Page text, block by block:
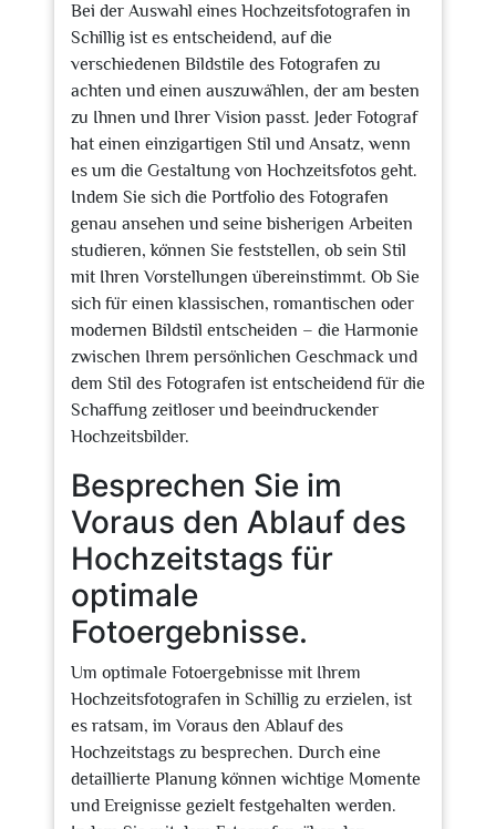
Bei der Auswahl eines Hochzeitsfotografen in
Schillig ist es entscheidend, auf die
verschiedenen Bildstile des Fotografen zu
achten und einen auszuwählen, der am besten
zu Ihnen und Ihrer Vision passt. Jeder Fotograf
hat einen einzigartigen Stil und Ansatz, wenn
es um die Gestaltung von Hochzeitsfotos geht.
Indem Sie sich die Portfolio des Fotografen
genau ansehen und seine bisherigen Arbeiten
studieren, können Sie feststellen, ob sein Stil
mit Ihren Vorstellungen übereinstimmt. Ob Sie
sich für einen klassischen, romantischen oder
modernen Bildstil entscheiden – die Harmonie
zwischen Ihrem persönlichen Geschmack und
dem Stil des Fotografen ist entscheidend für die
Schaffung zeitloser und beeindruckender
Hochzeitsbilder.
Besprechen Sie im
Voraus den Ablauf des
Hochzeitstags für
optimale
Fotoergebnisse.
Um optimale Fotoergebnisse mit Ihrem
Hochzeitsfotografen in Schillig zu erzielen, ist
es ratsam, im Voraus den Ablauf des
Hochzeitstags zu besprechen. Durch eine
detaillierte Planung können wichtige Momente
und Ereignisse gezielt festgehalten werden.